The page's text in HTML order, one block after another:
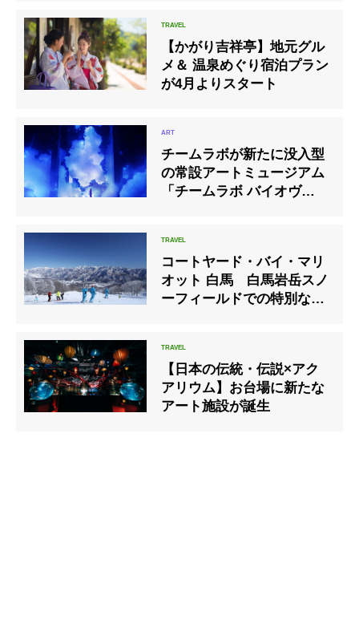
【かがり吉祥亭】地元グル
メ＆ 温泉めぐり宿泊プラン
が4月よりスタート
チームラボが新たに没入型
の常設アートミュージアム
「チームラボ バイオヴォル
コートヤード・バイ・マリ
オット 白馬 白馬岩岳スノ
ーフィールドでの特別な体
「Exclusive Winter Stay」
を発売
【日本の伝統・伝説×アク
アリウム】お台場に新たな
アート施設が誕生